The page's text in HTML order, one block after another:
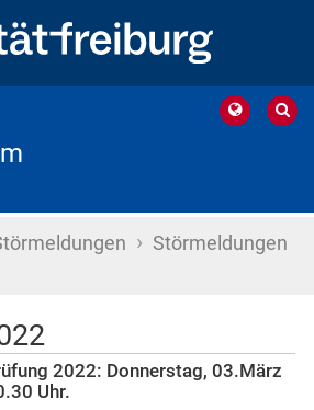
› Störmeldungen
2022: Donnerstag, 03.März
Uhr.